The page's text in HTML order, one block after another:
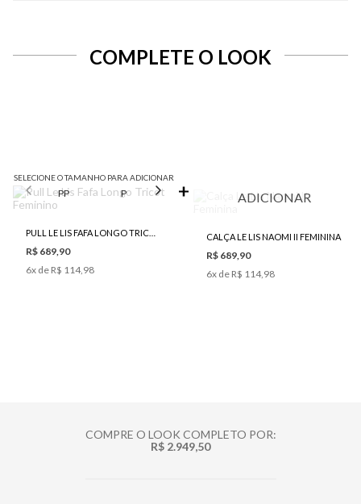
COMPLETE O LOOK
SELECIONE O TAMANHO PARA ADICIONAR
PP P M G
R$ 689,90
6x de R$ 114,98
ADICIONAR
CALÇA LE LIS NAOMI II FEMININA
R$ 689,90
6x de R$ 114,98
COMPRE O LOOK COMPLETO POR:
R$ 2.949,50